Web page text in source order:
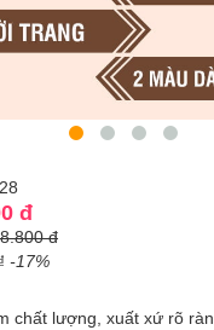
đ
đ
-17%
chất lượng, xuất xứ rõ